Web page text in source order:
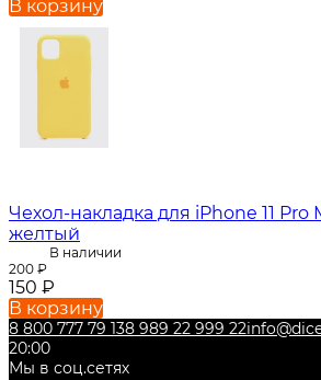
В корзину
Чехол-накладка для iPhone 11 Pro
желтый
В наличии
200 ₽
150 ₽
В корзину
8 800 777 79 138 989 22 999 22
20:00
Мы в соц.сетях